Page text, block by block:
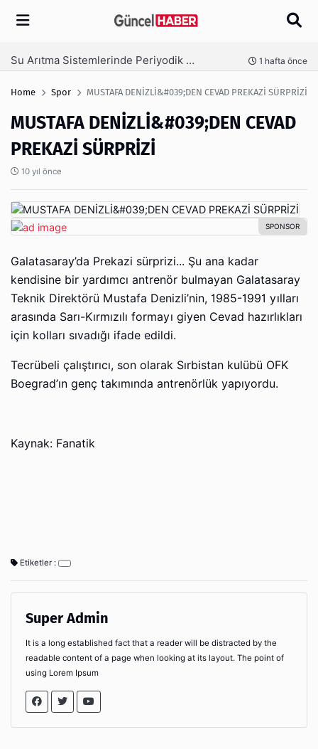
Arama 3 hafta önce
Home Spor MUSTAFA DENİZLİ&#039;DEN CEVAD PREKAZİ SÜRPRİZİ
MUSTAFA DENİZLİ&#039;DEN CEVAD
PREKAZİ SÜRPRİZİ
10 yıl önce
Galatasaray’da Prekazi sürprizi... Şu ana kadar
kendisine bir yardımcı antrenör bulmayan Galatasaray
Teknik Direktörü Mustafa Denizli’nin, 1985-1991 yılları
arasında Sarı-Kırmızılı formayı giyen Cevad hazırlıkları
için kolları sıvadığı ifade edildi.
Tecrübeli çalıştırıcı, son olarak Sırbistan kulübü OFK
Boegrad’ın genç takımında antrenörlük yapıyordu.
Kaynak: Fanatik
Etiketler :
Super Admin
It is a long established fact that a reader will be distracted by the
readable content of a page when looking at its layout. The point of
using Lorem Ipsum